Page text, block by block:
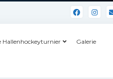
Hallenhockeyturnier Galerie